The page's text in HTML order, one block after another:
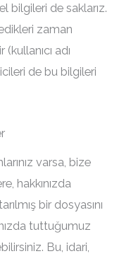
bilgileri de saklarız.
zaman
adı
de bu bilgileri
varsa, bize
hakkınızda
bir dosyasını
tuttuğumuz
Bu, idari,